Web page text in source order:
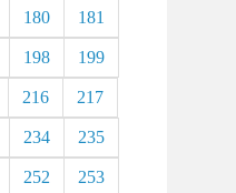
180 181
198 199
216 217
234 235
252 253